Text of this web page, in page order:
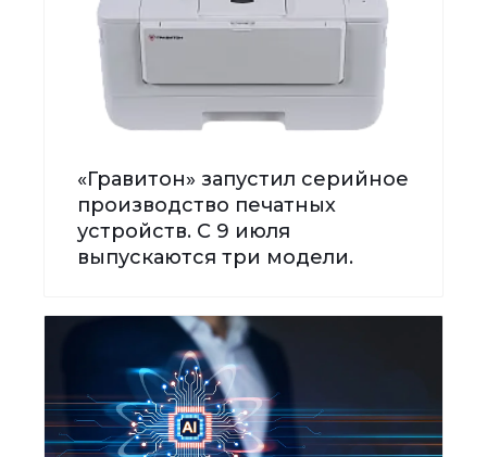
«Гравитон» запустил серийное
производство печатных
устройств. С 9 июля
выпускаются три модели.